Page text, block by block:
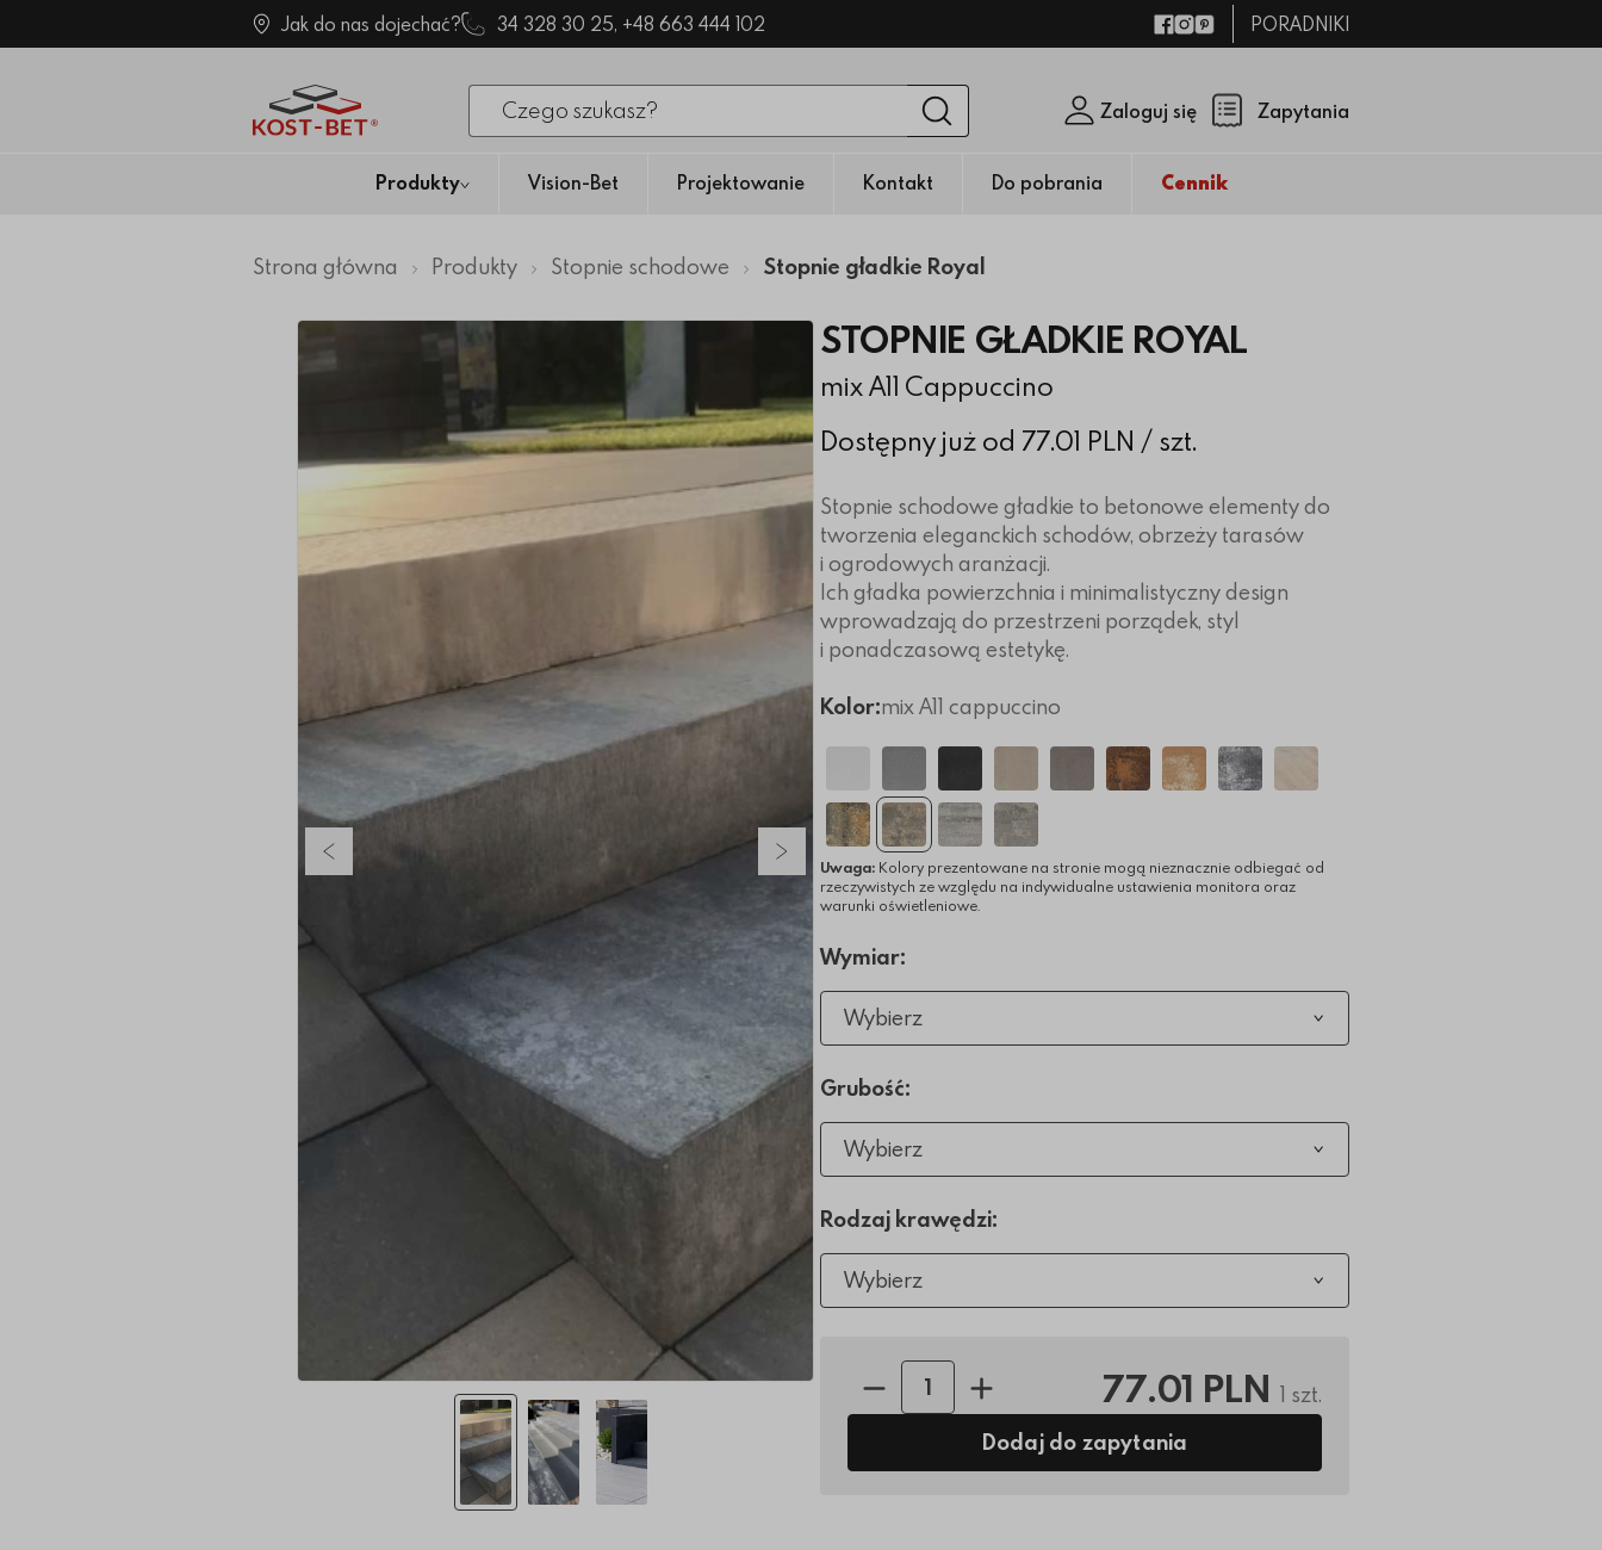
Jak do nas dojechać? 34 328 30 25, +48 663 444 102 Facebook
Instagram
PinterestPORADNIKI
Po kliknięciu przycisku fraza zostanie wyszukana
Wyszukaj
Zapytania
(pusty)
Zaloguj się
Produkty Vision-Bet Projektowanie Kontakt Do pobrania Cennik
Strona główna Produkty Stopnie schodowe Stopnie gładkie Royal
STOPNIE GŁADKIE ROYAL
mix A11 Cappuccino
Dostępny już od 77.01 PLN / szt.
Stopnie schodowe gładkie to betonowe elementy do
tworzenia eleganckich schodów, obrzeży tarasów
i ogrodowych aranżacji.
Ich gładka powierzchnia i minimalistyczny design
wprowadzają do przestrzeni porządek, styl
i ponadczasową estetykę.
Kolor:mix A11 cappuccino
Uwaga: Kolory prezentowane na stronie mogą nieznacznie odbiegać od
rzeczywistych ze względu na indywidualne ustawienia monitora oraz
warunki oświetleniowe.
Wymiar:
Wybierz
Grubość:
Wybierz
Rodzaj krawędzi:
Wybierz
Ilość sztuk: 77.01 PLN 1 szt.
Dodaj do zapytania
Poprzedni slajd Następny slajd